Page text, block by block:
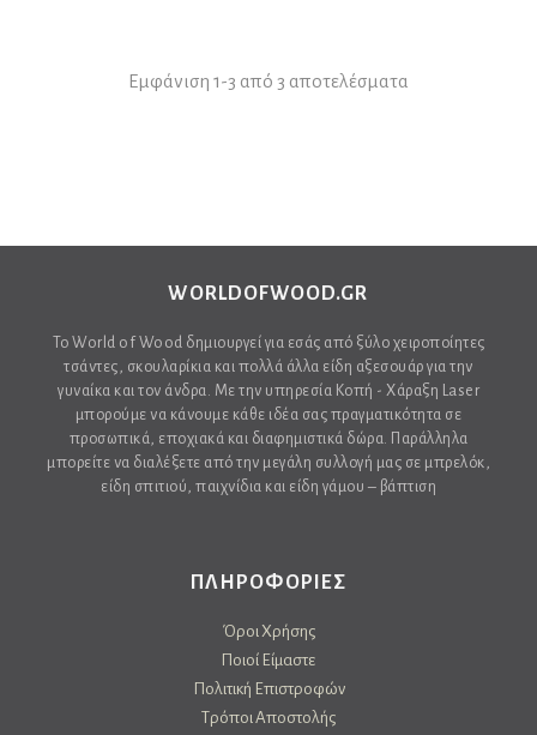
Εμφάνιση 1-3 από 3 αποτελέσματα
WORLDOFWOOD.GR
Το World of Wood δημιουργεί για εσάς από ξύλο χειροποίητες
τσάντες, σκουλαρίκια και πολλά άλλα είδη αξεσουάρ για την
γυναίκα και τον άνδρα. Με την υπηρεσία Κοπή - Χάραξη Laser
μπορούμε να κάνουμε κάθε ιδέα σας πραγματικότητα σε
προσωπικά, εποχιακά και διαφημιστικά δώρα. Παράλληλα
μπορείτε να διαλέξετε από την μεγάλη συλλογή μας σε μπρελόκ,
είδη σπιτιού, παιχνίδια και είδη γάμου – βάπτιση
ΠΛΗΡΟΦΟΡΙΕΣ
Όροι Χρήσης
Ποιοί Είμαστε
Πολιτική Επιστροφών
Τρόποι Αποστολής